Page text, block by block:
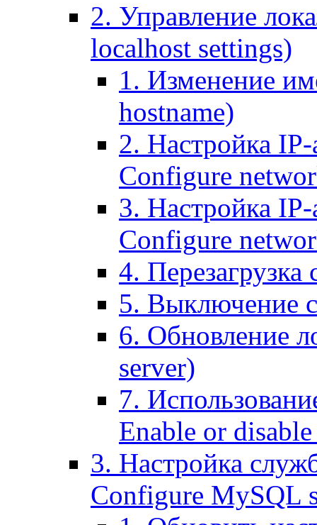
2. Управление
localhost settings)
1. Изменение
hostname)
2. Настройка IP-
Configure
3. Настройка
Configure
4. Перезагрузка
5. Выключение
6. Обновление
server)
7.
Enable or
3. Настройка
Configure MySQL